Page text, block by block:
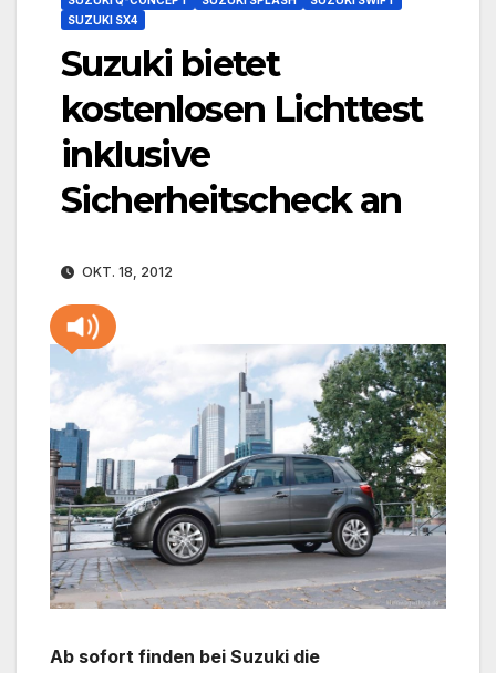
SUZUKI SX4
Suzuki bietet
kostenlosen Lichttest
inklusive
Sicherheitscheck an
OKT. 18, 2012
Ab sofort finden bei Suzuki die